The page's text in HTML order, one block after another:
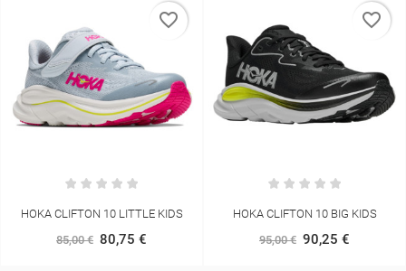
HOKA CLIFTON 10 LITTLE KIDS
85,00 € 80,75 €
favorite_border
HOKA CLIFTON 10 BIG KIDS
95,00 € 90,25 €
favorite_border